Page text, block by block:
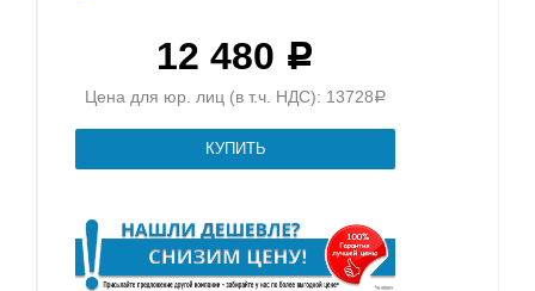
12 480 Р
Цена для юр. лиц (в т.ч. НДС): 13728 Р